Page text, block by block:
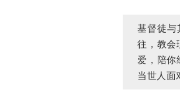
基督徒与
往，教会
爱，陪你
当世人面